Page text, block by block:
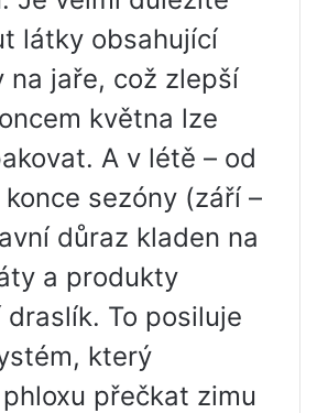
látky obsahující
na jaře, což zlepší
května lze
A v létě – od
sezóny (září –
důraz kladen na
a produkty
To posiluje
který
přečkat zimu